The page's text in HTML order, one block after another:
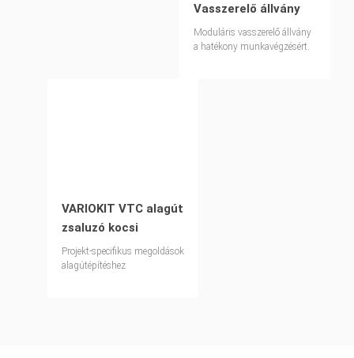
Vasszerelő állvány
Moduláris vasszerelő állvány
a hatékony munkavégzésért.
VARIOKIT VTC alagút
zsaluzó kocsi
Projekt-specifikus megoldások
alagútépítéshez